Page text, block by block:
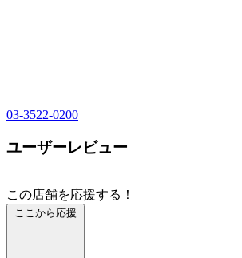
03-3522-0200
ユーザーレビュー
この店舗を応援する！
ここから応援